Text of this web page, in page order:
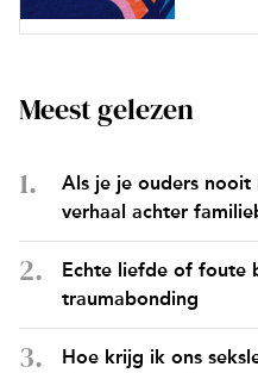
Meest gelezen
Als je je ouders
verhaal achter
Echte liefde of foute
traumabonding
Hoe krijg ik ons